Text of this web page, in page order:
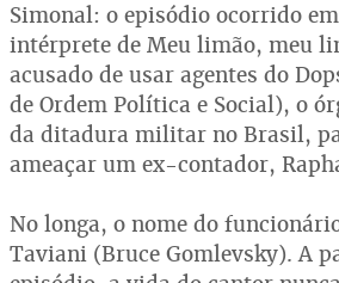
Simonal: o episódio ocorrido em
intérprete de Meu limão, meu
acusado de usar agentes do
de Ordem Política e Social), o
da ditadura militar no Brasil,
ameaçar um ex-contador,
No longa, o nome do
Taviani (Bruce Gomlevsky). A